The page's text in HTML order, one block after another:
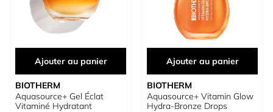
Ajouter au panier
BIOTHERM
Aquasource+ Gel Éclat
Vitaminé Hydratant
Ajouter au panier
BIOTHERM
Aquasource+ Vitamin Glow
Hydra-Bronze Drops